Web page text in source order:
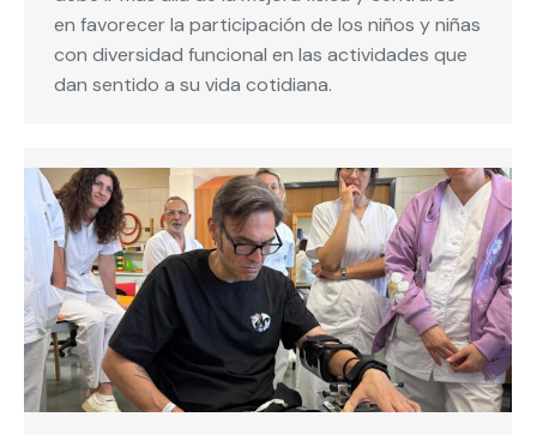
en favorecer la participación de los niños y niñas
con diversidad funcional en las actividades que
dan sentido a su vida cotidiana.